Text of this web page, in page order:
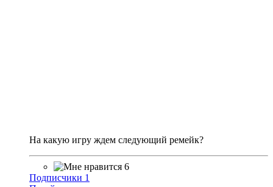
На какую игру ждем следующий ремейк?
6
Подписчики 1